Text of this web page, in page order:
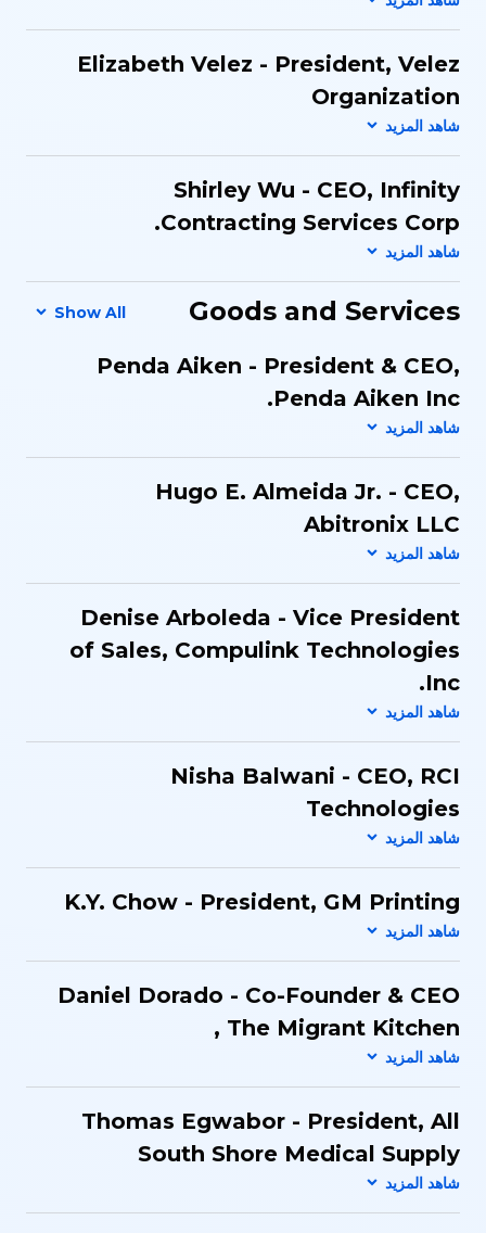
Elizabeth Velez - President, Velez
Organization
Shirley Wu - CEO, Infinity
Contracting Services Corp.
Goods and Services
Show All
Penda Aiken - President & CEO,
Penda Aiken Inc.
Hugo E. Almeida Jr. - CEO,
Abitronix LLC
Denise Arboleda - Vice President
of Sales, Compulink Technologies
Inc.
Nisha Balwani - CEO, RCI
Technologies
K.Y. Chow - President, GM Printing
Daniel Dorado - Co-Founder & CEO​
, The Migrant Kitchen
Thomas Egwabor - President​, All
South Shore Medical Supply